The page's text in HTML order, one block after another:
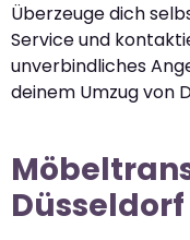
Überzeuge dich
Service und
unverbindliches
deinem Umzug von